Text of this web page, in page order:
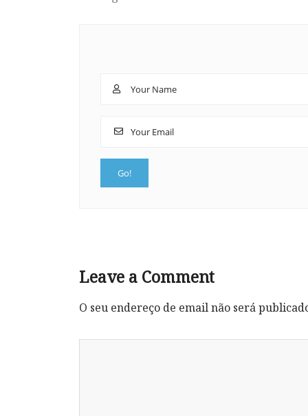
Leave a Comment
O seu endereço de email não será